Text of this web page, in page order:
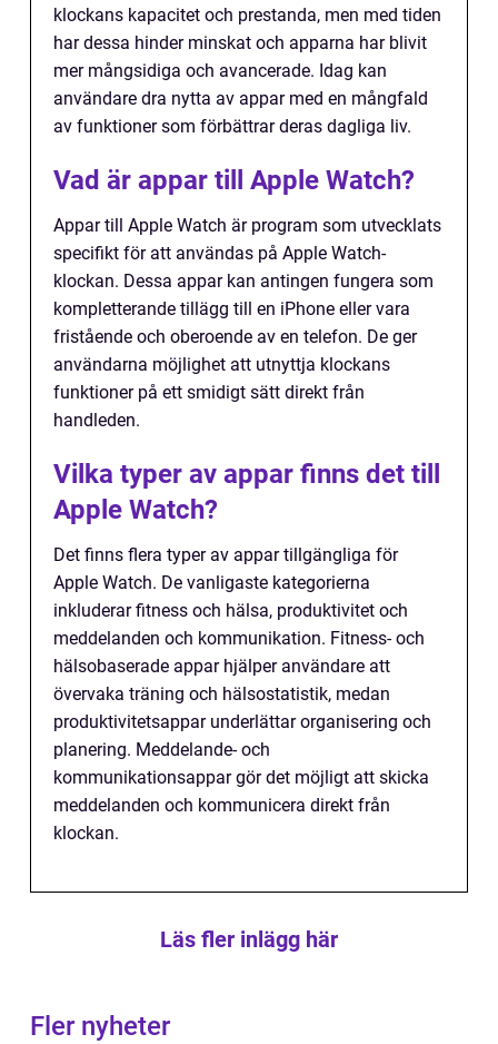
klockans kapacitet och prestanda, men med tiden
har dessa hinder minskat och apparna har blivit
mer mångsidiga och avancerade. Idag kan
användare dra nytta av appar med en mångfald
av funktioner som förbättrar deras dagliga liv.
Vad är appar till Apple Watch?
Appar till Apple Watch är program som utvecklats
specifikt för att användas på Apple Watch-
klockan. Dessa appar kan antingen fungera som
kompletterande tillägg till en iPhone eller vara
fristående och oberoende av en telefon. De ger
användarna möjlighet att utnyttja klockans
funktioner på ett smidigt sätt direkt från
handleden.
Vilka typer av appar finns det till
Apple Watch?
Det finns flera typer av appar tillgängliga för
Apple Watch. De vanligaste kategorierna
inkluderar fitness och hälsa, produktivitet och
meddelanden och kommunikation. Fitness- och
hälsobaserade appar hjälper användare att
övervaka träning och hälsostatistik, medan
produktivitetsappar underlättar organisering och
planering. Meddelande- och
kommunikationsappar gör det möjligt att skicka
meddelanden och kommunicera direkt från
klockan.
Läs fler inlägg här
Fler nyheter